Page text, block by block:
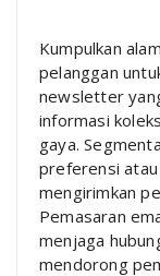
Kumpulkan
pelanggan
newsletter
informasi
gaya.
preferensi
mengirimkan
Pemasaran
menjaga
mendorong